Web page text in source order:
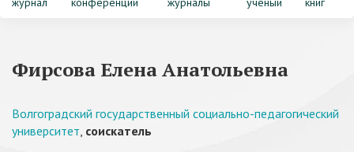
Фирсова Елена Анатольевна
Волгоградский государственный социально-педагогический
университет, соискатель